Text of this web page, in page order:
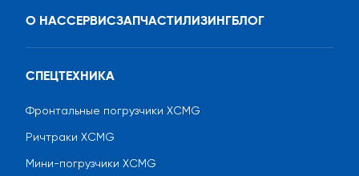
О НАССЕРВИСЗАПЧАСТИЛИЗИНГБЛОГ
СПЕЦТЕХНИКА
Фронтальные погрузчики XCMG
Ричтраки XCMG
Мини-погрузчики XCMG